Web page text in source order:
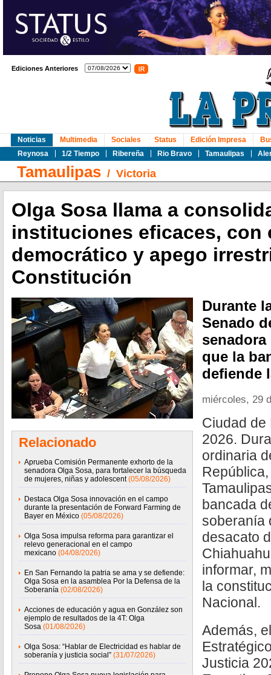
Ediciones Anteriores
Noticias
Reynosa
1/2 Tiempo Ribereña Rio Bravo Tamaulipas
Multimedia Sociales Status Edición Impresa
Tamaulipas / Victoria
Olga Sosa llama a
instituciones eficaces, con
democrático y apego
Constitución
Relacionado
Aprueba Comisión Permanente exhorto de la
senadora Olga Sosa, para fortalecer la búsqueda
de mujeres, niñas y adolescent (05/08/2026)
Destaca Olga Sosa innovación en el campo
durante la presentación de Forward Farming de
Bayer en México (05/08/2026)
Olga Sosa impulsa reforma para garantizar el
relevo generacional en el campo
mexicano (04/08/2026)
En San Fernando la patria se ama y se defiende:
Olga Sosa en la asamblea Por la Defensa de la
Soberanía (02/08/2026)
Acciones de educación y agua en González son
ejemplo de resultados de la 4T: Olga
Sosa (01/08/2026)
Olga Sosa: “Hablar de Electricidad es hablar de
soberanía y justicia social” (31/07/2026)
Durante
Senado
que la
defiende
miércoles, 29
Ciudad de
2026.
ordinaria
bancada
soberanía
desacato
informar,
la
Nacional.
Además,
Justicia